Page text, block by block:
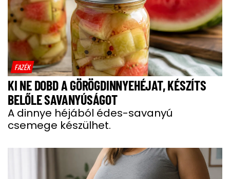
FAZÉK
KI NE DOBD A GÖRÖGDINNYEHÉJAT, KÉSZÍTS
BELŐLE SAVANYÚSÁGOT
A dinnye héjából édes-savanyú
csemege készülhet.